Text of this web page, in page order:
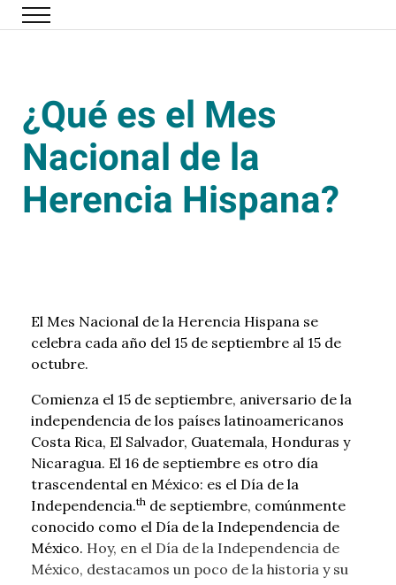
Ir al contenido principal
¿Qué es el Mes
Nacional de la
Herencia Hispana?
El Mes Nacional de la Herencia Hispana se
celebra cada año del 15 de septiembre al 15 de
octubre.
Comienza el 15 de septiembre, aniversario de la
independencia de los países latinoamericanos
Costa Rica, El Salvador, Guatemala, Honduras y
Nicaragua. El 16 de septiembre es otro día
trascendental en México: es el Día de la
Independencia.thde septiembre, comúnmente
conocido como el Día de la Independencia de
México. Hoy, en el Día de la Independencia de
México, destacamos un poco de la historia y su